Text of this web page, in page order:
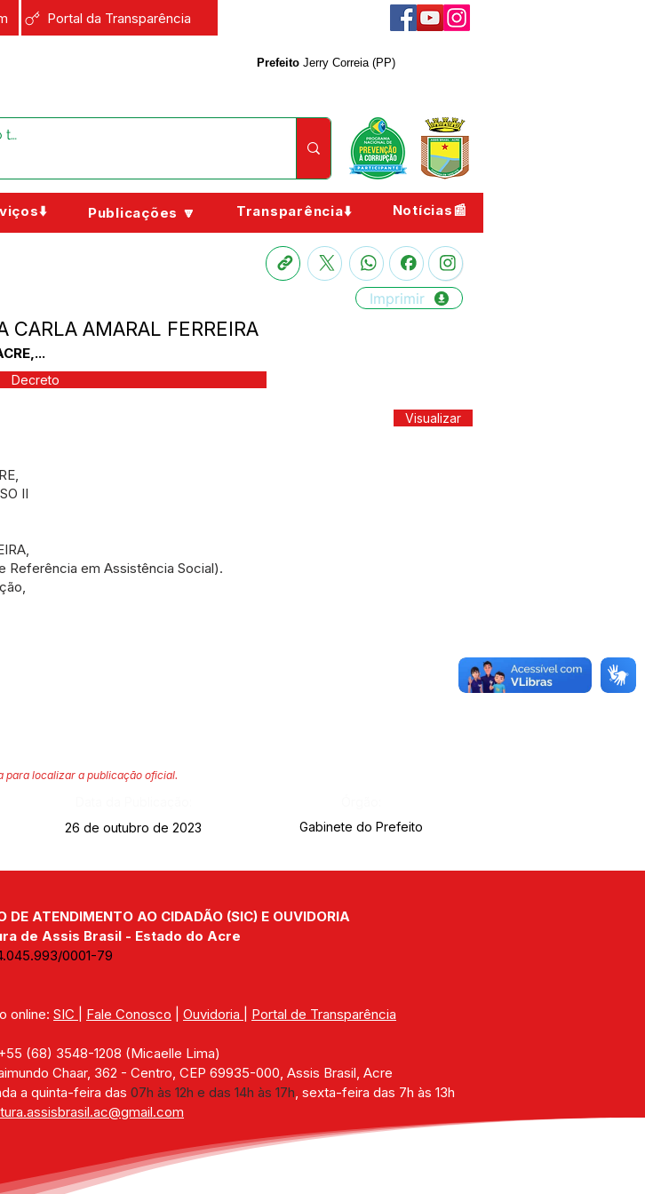
Portal da Transparência
Prefeito Jerry Correia (PP)
Publicações 🔽 Transparência⬇️ Notícias📰
Imprimir
AMARAL FERREIRA
Decreto
II
Referência em Assistência Social).
Visualizar
para localizar a publicação oficial.
26 de outubro de 2023 Gabinete do Prefeito
DE ATENDIMENTO AO CIDADÃO (SIC) E OUVIDORIA
de Assis Brasil - Estado do Acre
0001-79
online: SIC Fale Conosco Ouvidoria Portal de Transparência
(68) 3548-1208 (Micaelle Lima)
Chaar, 362 - Centro, CEP 69935-000, Assis Brasil, Acre
a quinta-feira das 07h às 12h e das 14h às 17h, sexta-feira das 7h às 13h
@gmail.com